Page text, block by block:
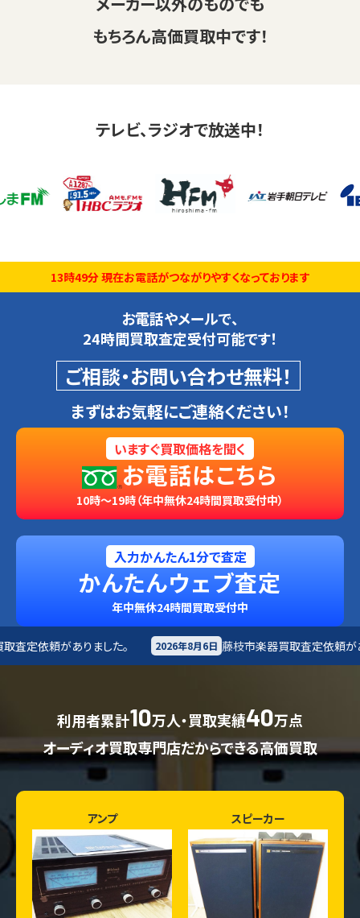
もちろん高価買取中です！
テレビ、ラジオで放送中！
13時49分 現在お電話がつながりやすくなっております
お電話やメールで、
24時間買取査定受付可能です！
ご相談・お問い合わせ無料！
まずはお気軽にご連絡ください！
いますぐ買取価格を聞く
お電話はこちら
10時～19時（年中無休24時間買取受付中）
入力かんたん1分で査定
かんたんウェブ査定
年中無休24時間買取受付中
2026年8月6日 藤枝市楽器買取査定依頼がありました。 2026年8月6日
利用者累計10万人・買取実績40万点
オーディオ買取専門店だからできる高価買取
アンプ スピーカー